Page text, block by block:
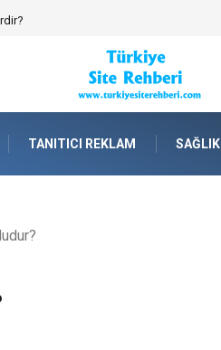
Kurumsal Kimlik İnşa Etmek
TANITICI REKLAM SAĞLIK